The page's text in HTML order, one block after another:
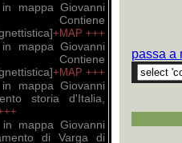
mappa Giovanni
+MAP +++
mappa Giovanni
+MAP +++
mappa Giovanni
storia d'Italia,
mappa Giovanni
di Varga di
---
passa a